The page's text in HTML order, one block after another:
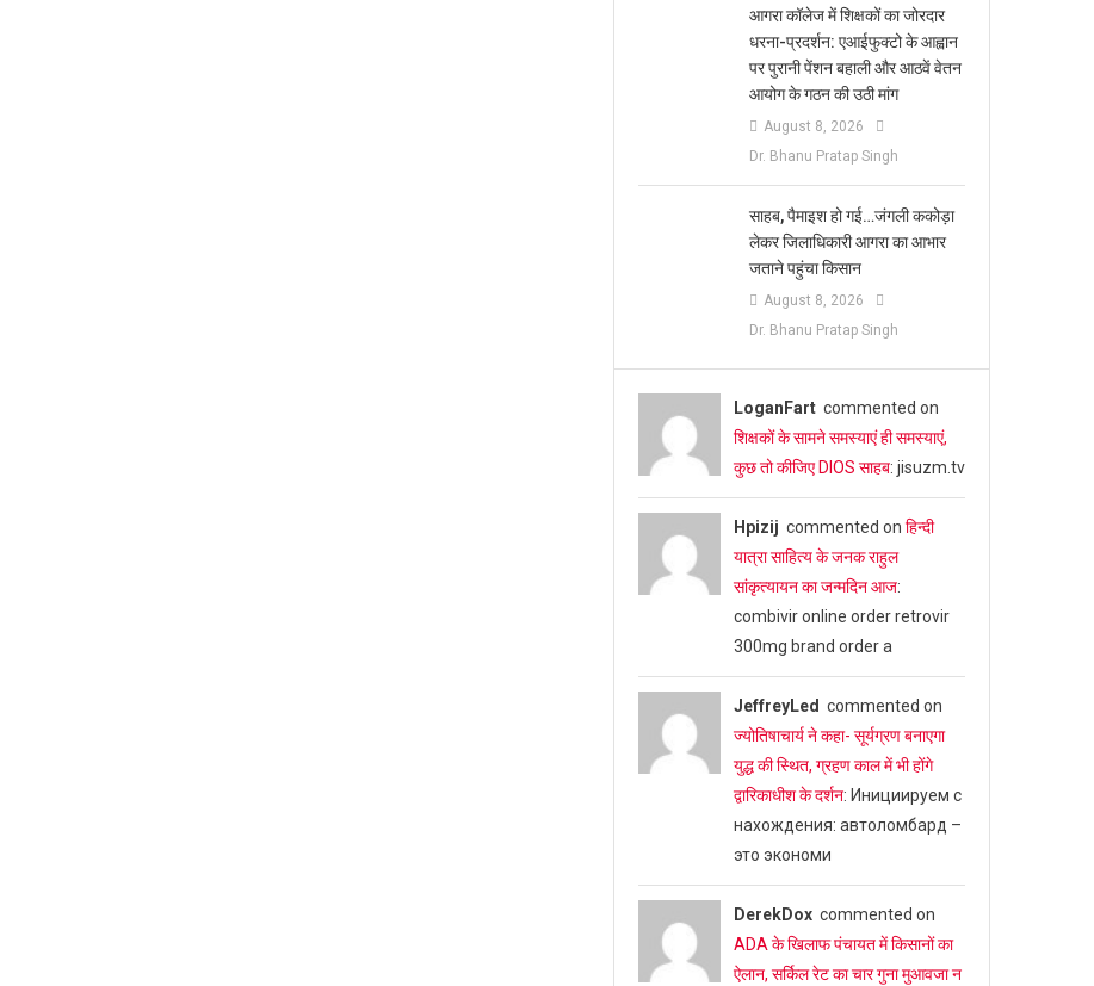
आगरा कॉलेज में शिक्षकों का जोरदार
धरना-प्रदर्शन: एआईफुक्टो के आह्वान
पर पुरानी पेंशन बहाली और आठवें वेतन
आयोग के गठन की उठी मांग
August 8, 2026
Dr. Bhanu Pratap Singh
साहब, पैमाइश हो गई…जंगली ककोड़ा
लेकर जिलाधिकारी आगरा का आभार
जताने पहुंचा किसान
August 8, 2026
Dr. Bhanu Pratap Singh
LoganFartcommented on
शिक्षकों के सामने समस्याएं ही समस्याएं,
कुछ तो कीजिए DIOS साहब: jisuzm.tv
Hpizij commented on हिन्दी
यात्रा साहित्य के जनक राहुल
सांकृत्यायन का जन्‍मदिन आज:
combivir online order retrovir
300mg brand order a
JeffreyLed commented on
ज्योतिषाचार्य ने कहा- सूर्यग्रण बनाएगा
युद्ध की स्थित, ग्रहण काल में भी होंगे
द्वारिकाधीश के दर्शन: Инициируем с
нахождения: автоломбард –
это экономи
DerekDoxcommented on
ADA के खिलाफ पंचायत में किसानों का
ऐलान, सर्किल रेट का चार गुना मुआवजा न